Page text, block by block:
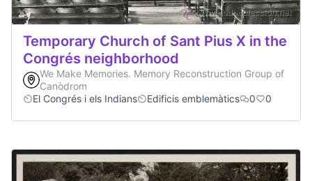
Temporary Church of Sant Pius X in the
Congrés neighborhood
We Make Memories. Memory Reconstruction Group of
Canòdrom
El Congrés i els Indians
Edificis emblemàtics 0 0